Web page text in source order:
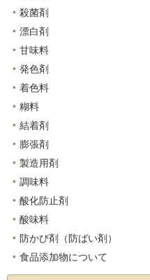
殺菌剤
漂白剤
甘味料
発色剤
着色料
糊料
結着剤
膨張剤
製造用剤
調味料
酸化防止剤
酸味料
防かび剤（防ばい剤）
食品添加物について